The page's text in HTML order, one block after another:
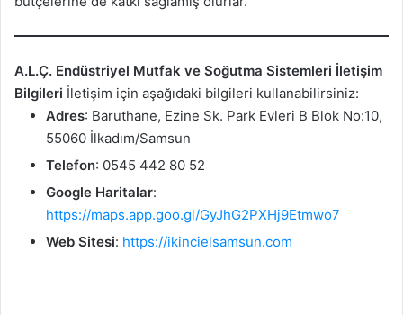
A.L.Ç. Endüstriyel Mutfak ve Soğutma Sistemleri İletişim
Bilgileri İletişim için aşağıdaki bilgileri kullanabilirsiniz:
Adres: Baruthane, Ezine Sk. Park Evleri B Blok No:10,
55060 İlkadım/Samsun
Telefon: 0545 442 80 52
Google Haritalar:
https://maps.app.goo.gl/GyJhG2PXHj9Etmwo7
Web Sitesi: https://ikincielsamsun.com